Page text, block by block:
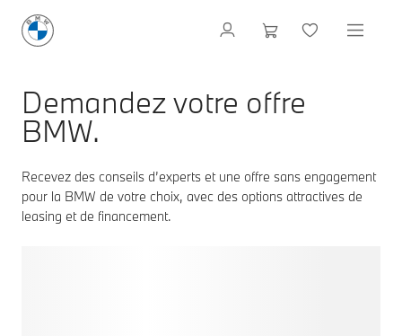
Demandez votre offre
BMW.
Recevez des conseils d’experts et une offre sans engagement
pour la BMW de votre choix, avec des options attractives de
leasing et de financement.